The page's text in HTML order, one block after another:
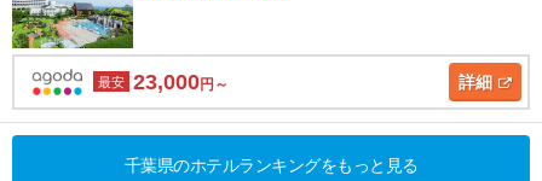
最安 23,000円～ 詳細
千葉県のホテルランキングをもっと見る